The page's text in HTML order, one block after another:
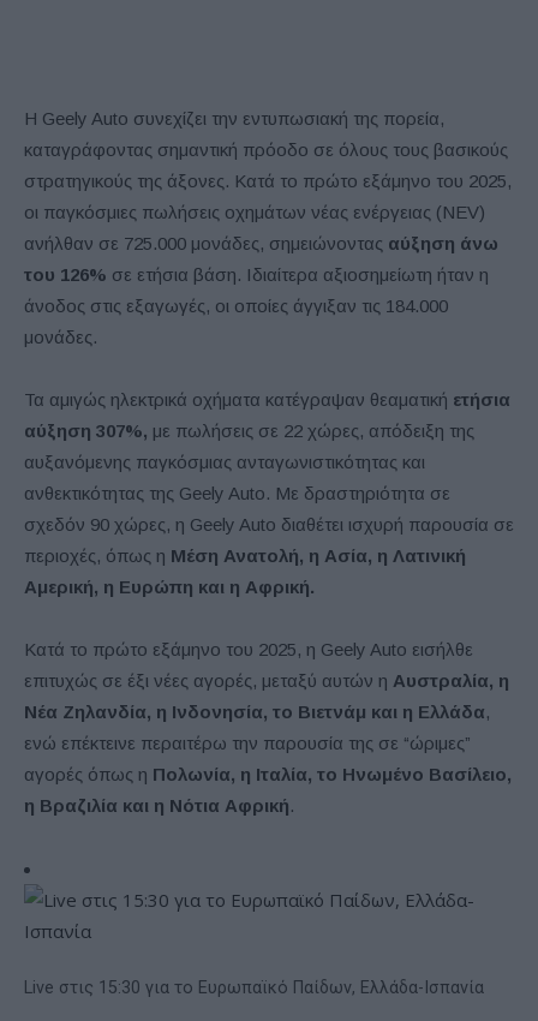
Η Geely Auto συνεχίζει την εντυπωσιακή της πορεία,
καταγράφοντας σημαντική πρόοδο σε όλους τους βασικούς
στρατηγικούς της άξονες. Κατά το πρώτο εξάμηνο του 2025,
οι παγκόσμιες πωλήσεις οχημάτων νέας ενέργειας (NEV)
ανήλθαν σε 725.000 μονάδες, σημειώνοντας αύξηση άνω
του 126% σε ετήσια βάση. Ιδιαίτερα αξιοσημείωτη ήταν η
άνοδος στις εξαγωγές, οι οποίες άγγιξαν τις 184.000
μονάδες.
Τα αμιγώς ηλεκτρικά οχήματα κατέγραψαν θεαματική ετήσια
αύξηση 307%, με πωλήσεις σε 22 χώρες, απόδειξη της
αυξανόμενης παγκόσμιας ανταγωνιστικότητας και
ανθεκτικότητας της Geely Auto. Με δραστηριότητα σε
σχεδόν 90 χώρες, η Geely Auto διαθέτει ισχυρή παρουσία σε
περιοχές, όπως η Μέση Ανατολή, η Ασία, η Λατινική
Αμερική, η Ευρώπη και η Αφρική.
Κατά το πρώτο εξάμηνο του 2025, η Geely Auto εισήλθε
επιτυχώς σε έξι νέες αγορές, μεταξύ αυτών η Αυστραλία, η
Νέα Ζηλανδία, η Ινδονησία, το Βιετνάμ και η Ελλάδα,
ενώ επέκτεινε περαιτέρω την παρουσία της σε “ώριμες”
αγορές όπως η Πολωνία, η Ιταλία, το Ηνωμένο Βασίλειο,
η Βραζιλία και η Νότια Αφρική.
Live στις 15:30 για το Ευρωπαϊκό Παίδων, Ελλάδα-Ισπανία